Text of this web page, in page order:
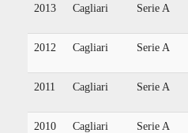
2013 Cagliari Serie A
2012 Cagliari Serie A
2011 Cagliari Serie A
2010 Cagliari Serie A